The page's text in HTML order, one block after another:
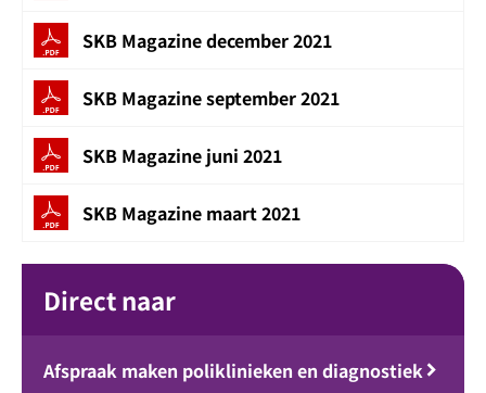
SKB Magazine december 2021
SKB Magazine september 2021
SKB Magazine juni 2021
SKB Magazine maart 2021
Direct naar
Afspraak maken poliklinieken en diagnostiek